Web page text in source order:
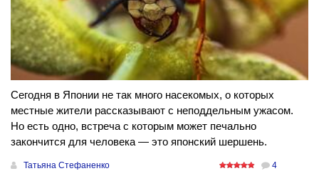
Сегодня в Японии не так много насекомых, о которых
местные жители рассказывают с неподдельным ужасом.
Но есть одно, встреча с которым может печально
закончится для человека — это японский шершень.
Татьяна Стефаненко 4